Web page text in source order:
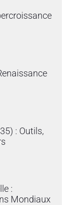
: Outils,
:
Mondiaux